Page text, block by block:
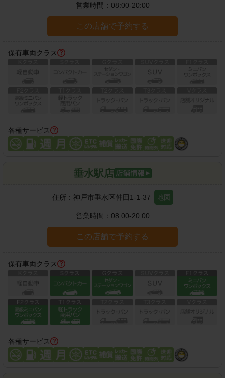
営業時間： 08:00-20:00
この店舗で予約する
保有車両クラス
各種サービス
垂水駅店
住所： 神戸市垂水区仲田1-1-37 地図
営業時間： 08:00-20:00
この店舗で予約する
保有車両クラス
各種サービス